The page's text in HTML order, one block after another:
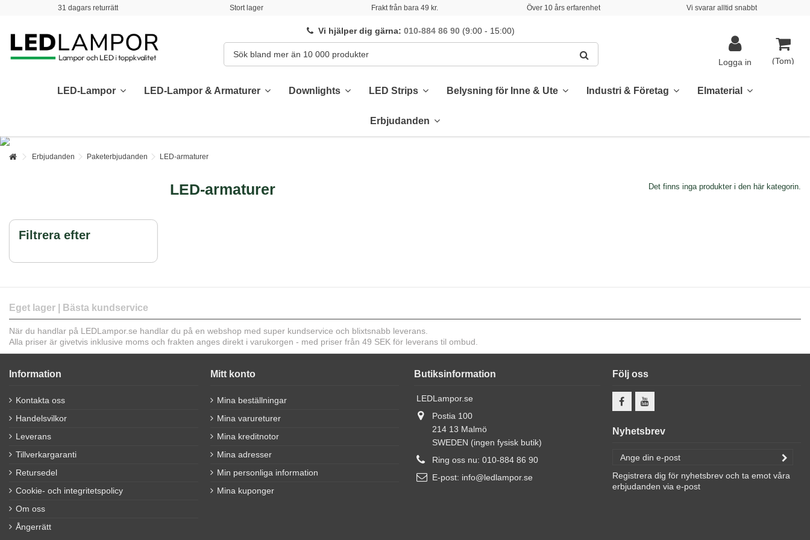
31 dagars returrätt Stort lager Frakt från bara 49 kr. Över 10 års erfarenhet Vi svarar alltid snabbt
Vi hjälper dig gärna:010-884 86 90 (9:00 - 15:00)
(Tom)
Logga in
LED-Lampor LED-Lampor & Armaturer Downlights LED Strips Belysning för Inne & Ute Industri & Företag Elmaterial
Erbjudanden
Erbjudanden Paketerbjudanden LED-armaturer
LED-armaturer Det finns inga produkter i den här kategorin.
Filtrera efter
Eget lager | Bästa kundservice
När du handlar på LEDLampor.se handlar du på en webshop med super kundservice och blixtsnabb leverans.
Alla priser är givetvis inklusive moms och frakten anges direkt i varukorgen - med priser från 49 SEK för leverans til ombud.
Information
Kontakta oss
Handelsvilkor
Leverans
Tillverkargaranti
Retursedel
Cookie- och integritetspolicy
Om oss
Ångerrätt
Mitt konto
Mina beställningar
Mina varureturer
Mina kreditnotor
Mina adresser
Min personliga information
Mina kuponger
Butiksinformation
LEDLampor.se
Postia 100
214 13 Malmö
SWEDEN (ingen fysisk butik)
Ring oss nu: 010-884 86 90
E-post: info@ledlampor.se
Följ oss
Nyhetsbrev
Registrera dig för nyhetsbrev och ta emot våra
erbjudanden via e-post